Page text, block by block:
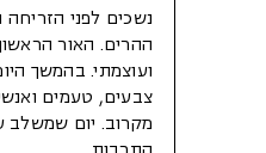
נשכים לפני
ההרים. האור
ועוצמתי. בהמשך
צבעים, טעמים
מקרוב. יום שמשלב